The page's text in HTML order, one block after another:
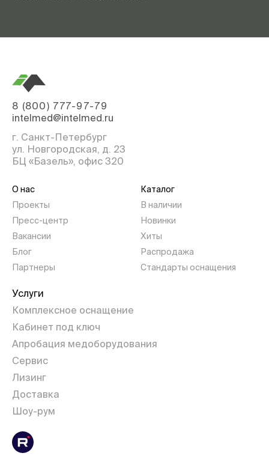
8 (800) 777-97-79
intelmed@intelmed.ru
г. Санкт-Петербург
ул. Новгородская, д. 23
БЦ «Базель», офис 320
О нас
Проекты
Пресс-центр
Вакансии
Блог
Партнеры
Каталог
В наличии
Новинки
Хиты
Распродажа
Стандарты оснащения
Услуги
Комплексное оснащение
Кабинет под ключ
Апробация медоборудования
Сервис
Лизинг
Доставка
Шоу-рум